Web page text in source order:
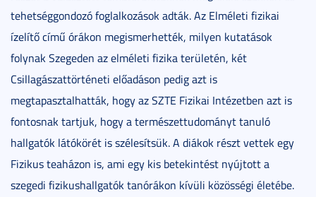
tehetséggondozó foglalkozások adták. Az Elméleti fizikai
ízelítő című órákon megismerhették, milyen kutatások
folynak Szegeden az elméleti fizika területén, két
Csillagászattörténeti előadáson pedig azt is
megtapasztalhatták, hogy az SZTE Fizikai Intézetben azt is
fontosnak tartjuk, hogy a természettudományt tanuló
hallgatók látókörét is szélesítsük. A diákok részt vettek egy
Fizikus teaházon is, ami egy kis betekintést nyújtott a
szegedi fizikushallgatók tanórákon kívüli közösségi életébe.